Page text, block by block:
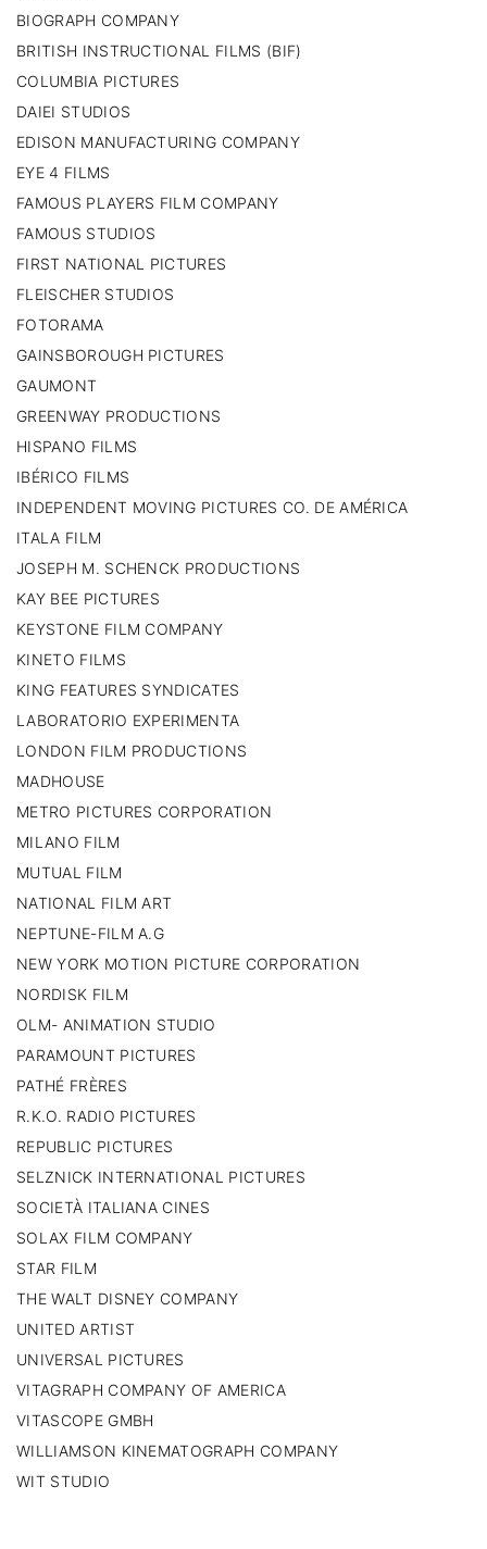
BIOGRAPH COMPANY
BRITISH INSTRUCTIONAL FILMS (BIF)
COLUMBIA PICTURES
DAIEI STUDIOS
EDISON MANUFACTURING COMPANY
EYE 4 FILMS
FAMOUS PLAYERS FILM COMPANY
FAMOUS STUDIOS
FIRST NATIONAL PICTURES
FLEISCHER STUDIOS
FOTORAMA
GAINSBOROUGH PICTURES
GAUMONT
GREENWAY PRODUCTIONS
HISPANO FILMS
IBÉRICO FILMS
INDEPENDENT MOVING PICTURES CO. DE AMÉRICA
ITALA FILM
JOSEPH M. SCHENCK PRODUCTIONS
KAY BEE PICTURES
KEYSTONE FILM COMPANY
KINETO FILMS
KING FEATURES SYNDICATES
LABORATORIO EXPERIMENTA
LONDON FILM PRODUCTIONS
MADHOUSE
METRO PICTURES CORPORATION
MILANO FILM
MUTUAL FILM
NATIONAL FILM ART
NEPTUNE-FILM A.G
NEW YORK MOTION PICTURE CORPORATION
NORDISK FILM
OLM- ANIMATION STUDIO
PARAMOUNT PICTURES
PATHÉ FRÈRES
R.K.O. RADIO PICTURES
REPUBLIC PICTURES
SELZNICK INTERNATIONAL PICTURES
SOCIETÀ ITALIANA CINES
SOLAX FILM COMPANY
STAR FILM
THE WALT DISNEY COMPANY
UNITED ARTIST
UNIVERSAL PICTURES
VITAGRAPH COMPANY OF AMERICA
VITASCOPE GMBH
WILLIAMSON KINEMATOGRAPH COMPANY
WIT STUDIO